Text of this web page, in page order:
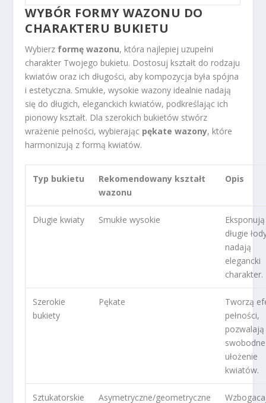
WYBÓR FORMY WAZONU DO
CHARAKTERU BUKIETU
Wybierz formę wazonu, która najlepiej uzupełni
charakter Twojego bukietu. Dostosuj kształt do rodzaju
kwiatów oraz ich długości, aby kompozycja była spójna
i estetyczna. Smukłe, wysokie wazony idealnie nadają
się do długich, eleganckich kwiatów, podkreślając ich
pionowy kształt. Dla szerokich bukietów stwórz
wrażenie pełności, wybierając pękate wazony, które
harmonizują z formą kwiatów.
Typ bukietu
Rekomendowany kształt
wazonu
Opis
Długie kwiaty Smukłe wysokie
Eksponują
długie
nadają
elegancki
charakter.
Szerokie
bukiety
Pękate
Tworzą
pełności,
swobodne
ułożenie
kwiatów.
Sztukatorskie Asymetryczne/geometryczne